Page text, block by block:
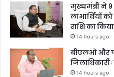
मुख्यमंत्री ने
लाभार्थियों
राशि का
14 hours ago
बीएलओ और
14 hours ago